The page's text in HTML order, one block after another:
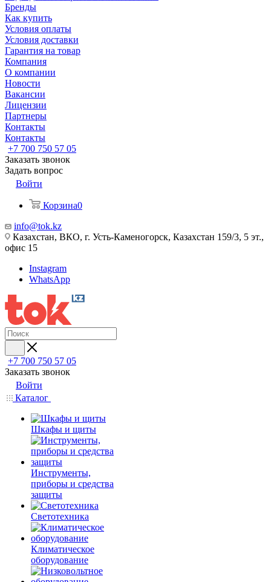
Бренды
Как купить
Условия оплаты
Условия доставки
Гарантия на товар
Компания
О компании
Новости
Вакансии
Лицензии
Партнеры
Контакты
Контакты
+7 700 750 57 05
Заказать звонок
Задать вопрос
Войти
Корзина0
info@tok.kz
Казахстан, ВКО, г. Усть-Каменогорск, Казахстан 159/3, 5 эт.,
офис 15
Instagram
WhatsApp
+7 700 750 57 05
Заказать звонок
Войти
Каталог
Шкафы и щиты
Инструменты,
приборы и средства
защиты
Светотехника
Климатическое
оборудование